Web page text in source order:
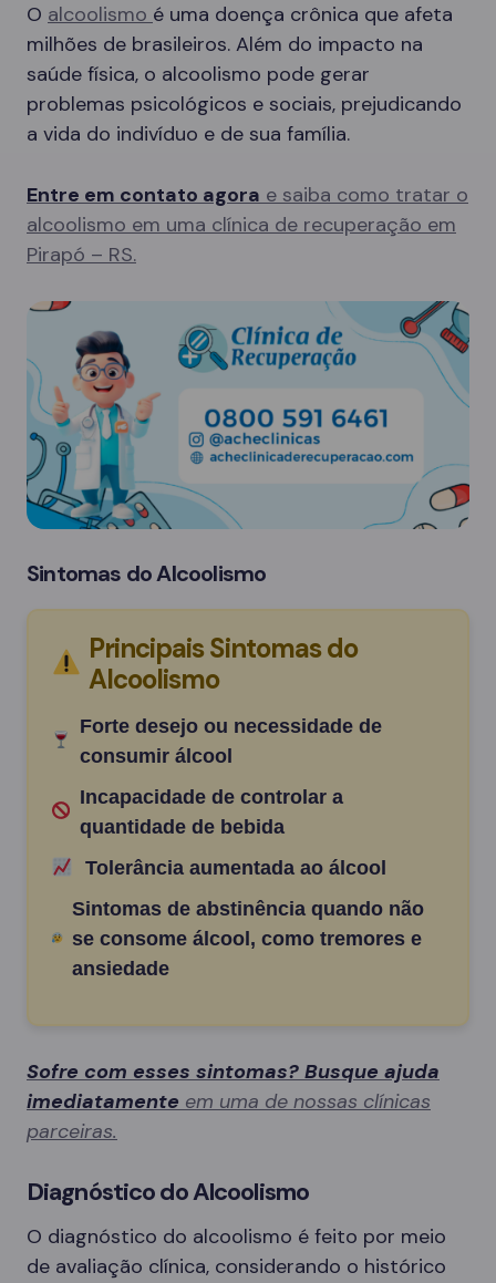
O alcoolismo é uma doença crônica que afeta
milhões de brasileiros. Além do impacto na
saúde física, o alcoolismo pode gerar
problemas psicológicos e sociais, prejudicando
a vida do indivíduo e de sua família.
Entre em contato agora e saiba como tratar o
alcoolismo em uma clínica de recuperação em
Pirapó – RS.
Sintomas do Alcoolismo
Principais Sintomas do
Alcoolismo
Forte desejo ou necessidade de
consumir álcool
Incapacidade de controlar a
quantidade de bebida
Tolerância aumentada ao álcool
Sintomas de abstinência quando não
se consome álcool, como tremores e
ansiedade
Sofre com esses sintomas? Busque ajuda
imediatamente em uma de nossas clínicas
parceiras.
Diagnóstico do Alcoolismo
O diagnóstico do alcoolismo é feito por meio
de avaliação clínica, considerando o histórico